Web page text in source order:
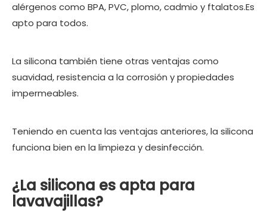
alérgenos como BPA, PVC, plomo, cadmio y ftalatos.Es
apto para todos.
La silicona también tiene otras ventajas como
suavidad, resistencia a la corrosión y propiedades
impermeables.
Teniendo en cuenta las ventajas anteriores, la silicona
funciona bien en la limpieza y desinfección.
¿La silicona es apta para
lavavajillas?